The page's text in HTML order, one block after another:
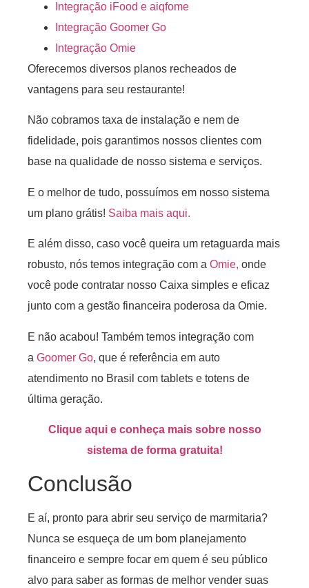
Integração iFood e aiqfome
Integração Goomer Go
Integração Omie
Oferecemos diversos planos recheados de
vantagens para seu restaurante!
Não cobramos taxa de instalação e nem de
fidelidade, pois garantimos nossos clientes com
base na qualidade de nosso sistema e serviços.
E o melhor de tudo, possuímos em nosso sistema
um plano grátis! Saiba mais aqui.
E além disso, caso você queira um retaguarda mais
robusto, nós temos integração com a Omie, onde
você pode contratar nosso Caixa simples e eficaz
junto com a gestão financeira poderosa da Omie.
E não acabou! Também temos integração com
a Goomer Go, que é referência em auto
atendimento no Brasil com tablets e totens de
última geração.
Clique aqui e conheça mais sobre nosso
sistema de forma gratuita!
Conclusão
E aí, pronto para abrir seu serviço de marmitaria?
Nunca se esqueça de um bom planejamento
financeiro e sempre focar em quem é seu público
alvo para saber as formas de melhor vender suas